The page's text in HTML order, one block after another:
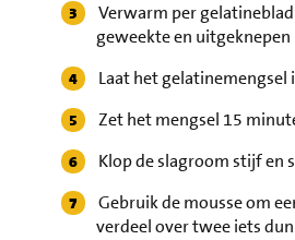
Verwarm per
geweekte en
Laat het gelatinemengsel
Zet het mengsel 15
Klop de slagroom stijf en
Gebruik de mousse om
verdeel over twee iets